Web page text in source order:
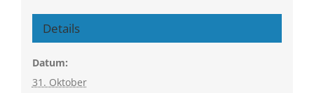
Details
Datum:
31. Oktober